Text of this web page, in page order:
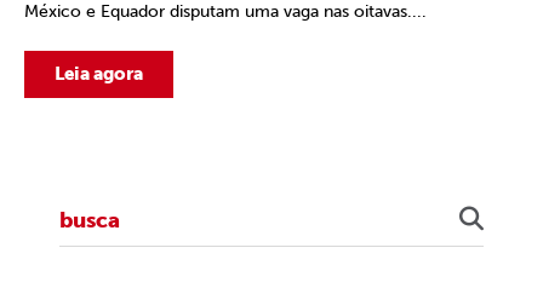
México e Equador disputam uma vaga nas oitavas....
Leia agora